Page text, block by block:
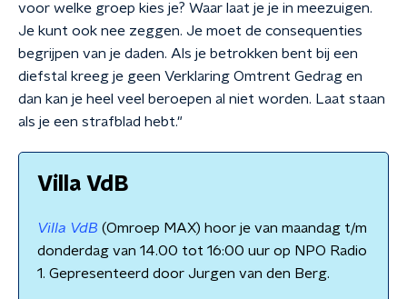
voor welke groep kies je? Waar laat je je in meezuigen.
Je kunt ook nee zeggen. Je moet de consequenties
begrijpen van je daden. Als je betrokken bent bij een
diefstal kreeg je geen Verklaring Omtrent Gedrag en
dan kan je heel veel beroepen al niet worden. Laat staan
als je een strafblad hebt."
Villa VdB
Villa VdB (Omroep MAX) hoor je van maandag t/m
donderdag van 14.00 tot 16:00 uur op NPO Radio
1. Gepresenteerd door Jurgen van den Berg.